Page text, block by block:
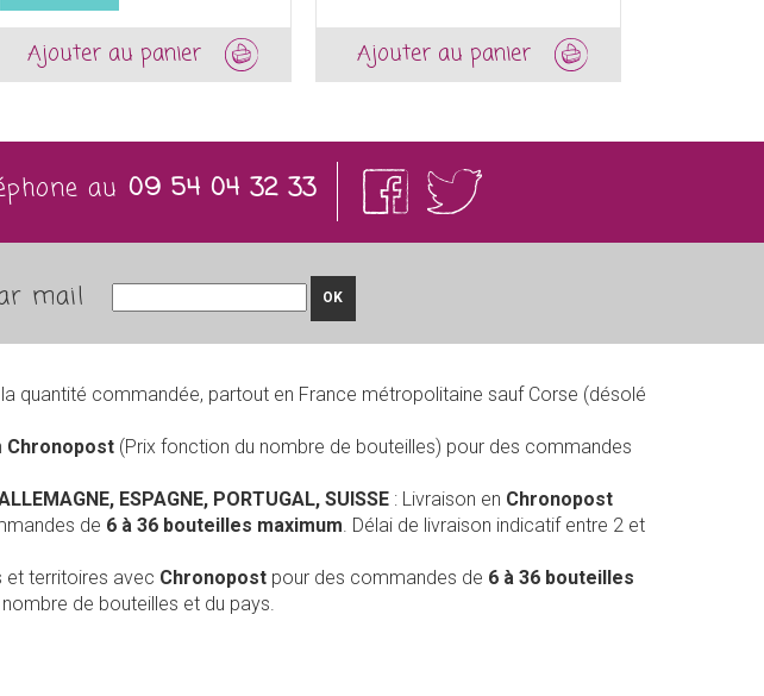
Ajouter au panier Ajouter au panier
au 09 54 04 32 33
mail OK
quantité commandée, partout en France métropolitaine sauf Corse (désolé
Chronopost (Prix fonction du nombre de bouteilles) pour des commandes
ESPAGNE, PORTUGAL, SUISSE : Livraison en Chronopost
de 6 à 36 bouteilles maximum. Délai de livraison indicatif entre 2 et
et territoires avec Chronopost pour des commandes de 6 à 36 bouteilles
de bouteilles et du pays.